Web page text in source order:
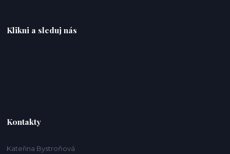
Klikni a sleduj nás
Kontakty
Kateřina Bystroňová